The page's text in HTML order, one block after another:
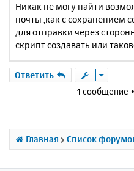
о
б
щ
е
и
е
Никак не могу найти
почты ,как с сохранением
для отправки через
скрипт создавать или
Ответить
1 сообщение
Главная Список